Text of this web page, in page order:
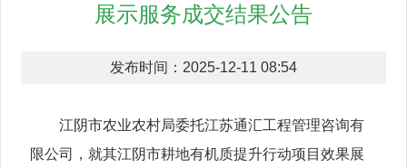
展示服务成交结果公告
发布时间：2025-12-11 08:54
江阴市农业农村局委托江苏通汇工程管理咨询有
限公司，就其江阴市耕地有机质提升行动项目效果展